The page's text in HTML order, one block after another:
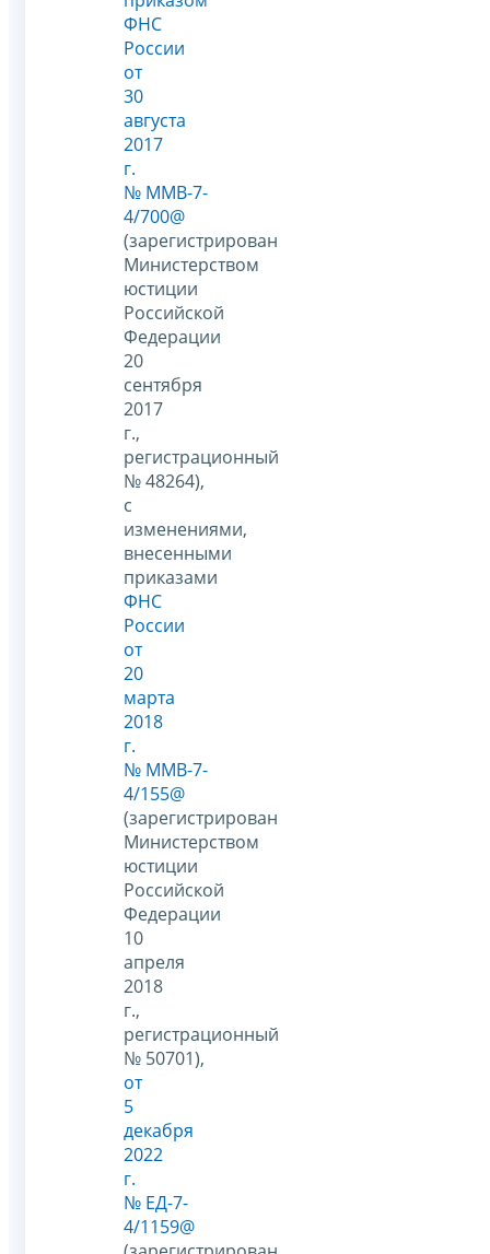
ФНС
России
от
30
августа
2017
г.
№ ММВ-7-
4/700@
(зарегистрирован
Министерством
юстиции
Российской
Федерации
20
сентября
2017
г.,
регистрационный
№ 48264),
с
изменениями,
внесенными
приказами
ФНС
России
от
20
марта
2018
г.
№ ММВ-7-
4/155@
(зарегистрирован
Министерством
юстиции
Российской
Федерации
10
апреля
2018
г.,
регистрационный
№ 50701),
от
5
декабря
2022
г.
№ ЕД-7-
4/1159@